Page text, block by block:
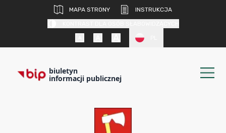
MAPA STRONY
INSTRUKCJA
biuletyn
informacji publicznej